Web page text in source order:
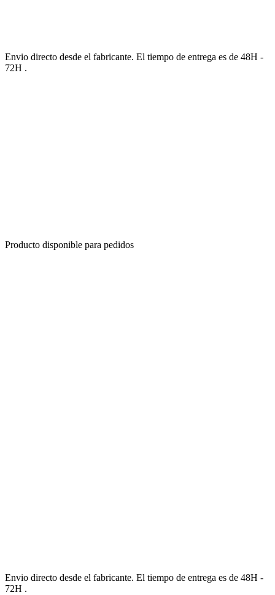
Envio directo desde el fabricante. El tiempo de entrega es de 48H -
72H .
Producto disponible para pedidos
Envio directo desde el fabricante. El tiempo de entrega es de 48H -
72H .